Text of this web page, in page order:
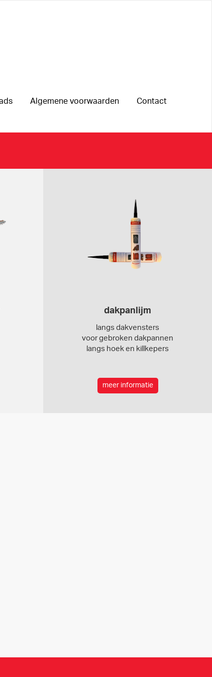
Algemene voorwaarden Contact
dakpanlijm
langs dakvensters
voor gebroken dakpannen
langs hoek en killkepers
meer informatie